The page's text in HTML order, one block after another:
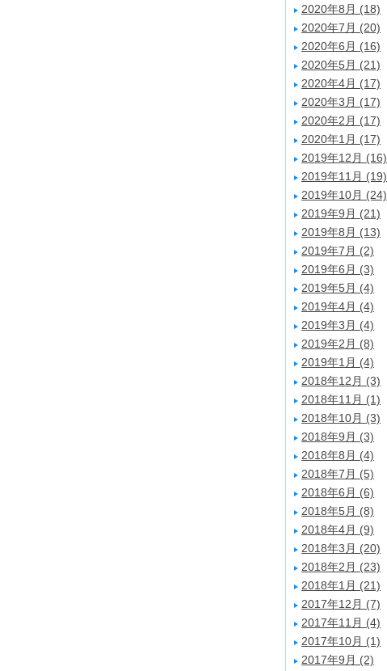
2020年8月 (18)
2020年7月 (20)
2020年6月 (16)
2020年5月 (21)
2020年4月 (17)
2020年3月 (17)
2020年2月 (17)
2020年1月 (17)
2019年12月 (16)
2019年11月 (19)
2019年10月 (24)
2019年9月 (21)
2019年8月 (13)
2019年7月 (2)
2019年6月 (3)
2019年5月 (4)
2019年4月 (4)
2019年3月 (4)
2019年2月 (8)
2019年1月 (4)
2018年12月 (3)
2018年11月 (1)
2018年10月 (3)
2018年9月 (3)
2018年8月 (4)
2018年7月 (5)
2018年6月 (6)
2018年5月 (8)
2018年4月 (9)
2018年3月 (20)
2018年2月 (23)
2018年1月 (21)
2017年12月 (7)
2017年11月 (4)
2017年10月 (1)
2017年9月 (2)